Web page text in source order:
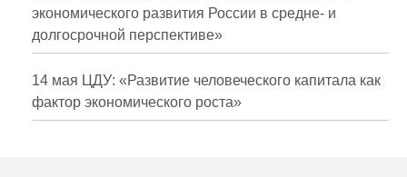
Издания
Проблемы прогнозирования
О журнале
экономического развития России в средне- и
долгосрочной перспективе»
14 мая ЦДУ: «Развитие человеческого капитала как
фактор экономического роста»